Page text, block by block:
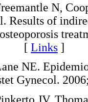
N,
Results of
[ Links ]
NE.
Gynecol.